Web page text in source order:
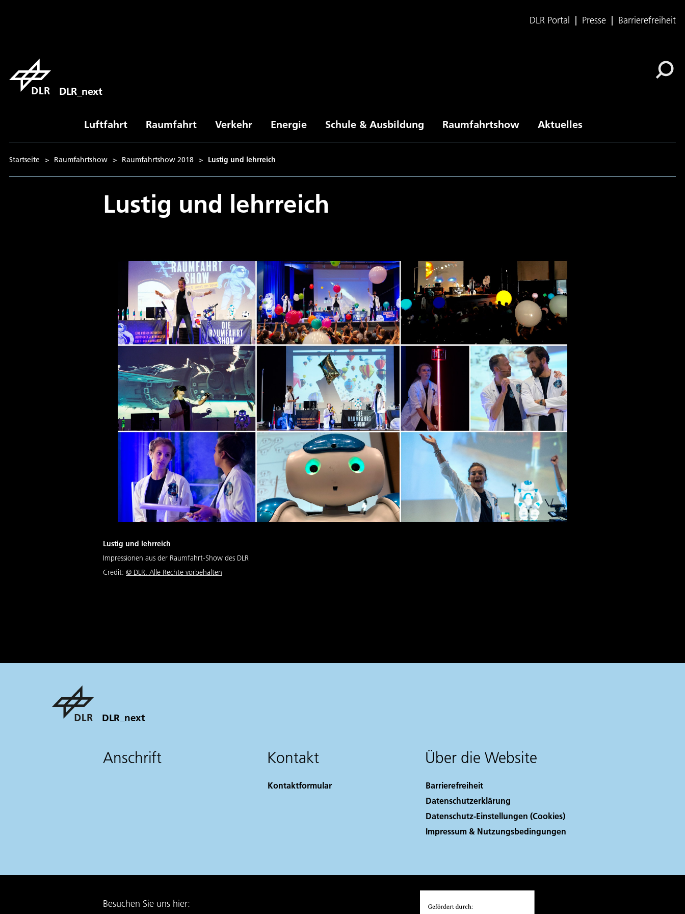
DLR Portal Presse Barrierefreiheit
DLR_next
Luftfahrt Raumfahrt Verkehr Energie Schule & Ausbildung Raumfahrtshow Aktuelles
Startseite > Raumfahrtshow > Raumfahrtshow 2018 > Lustig und lehrreich
Lustig und lehrreich
Lustig und lehrreich
Impressionen aus der Raumfahrt-Show des DLR
Credit: © DLR. Alle Rechte vorbehalten
DLR_next
Anschrift Kontakt
Kontaktformular
Über die Website
Barrierefreiheit
Datenschutzerklärung
Datenschutz-Einstellungen (Cookies)
Impressum & Nutzungsbedingungen
Besuchen Sie uns hier: